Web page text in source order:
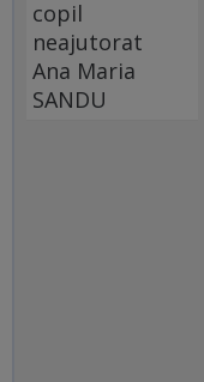
copil
neajutorat
Ana Maria
SANDU